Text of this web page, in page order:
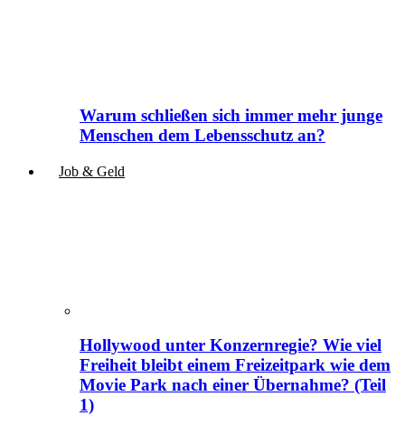
Warum schließen sich immer mehr junge
Menschen dem Lebensschutz an?
Job & Geld
Hollywood unter Konzernregie? Wie viel
Freiheit bleibt einem Freizeitpark wie dem
Movie Park nach einer Übernahme? (Teil
1)